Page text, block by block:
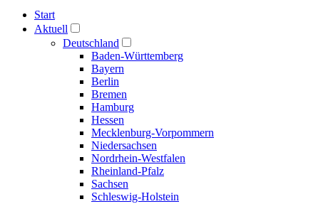
Start
Aktuell
Deutschland
Baden-Württemberg
Bayern
Berlin
Bremen
Hamburg
Hessen
Mecklenburg-Vorpommern
Niedersachsen
Nordrhein-Westfalen
Rheinland-Pfalz
Sachsen
Schleswig-Holstein